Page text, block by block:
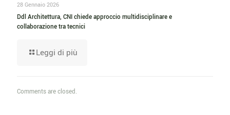
28 Gennaio 2026
Ddl Architettura, CNI chiede approccio multidisciplinare e
collaborazione tra tecnici
Leggi di più
Comments are closed.